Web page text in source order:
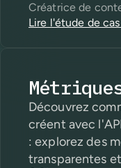
Lire l'étude de
Créatrice de
Découvrez
créent avec
: explorez des
transparentes